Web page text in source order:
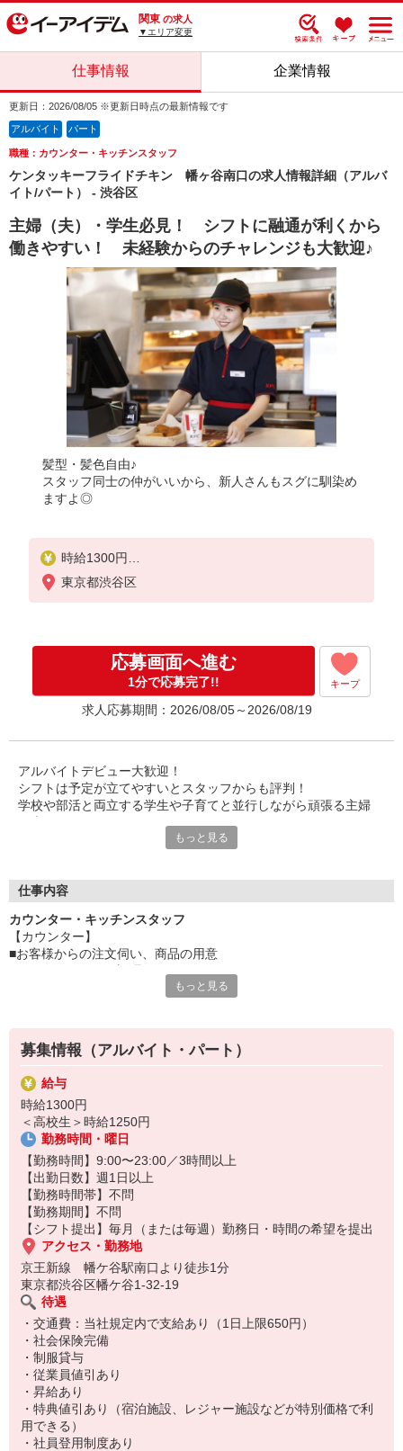
関東 の求人
▼エリア変更
仕事情報 企業情報
更新日：2026/08/05 ※更新日時点の最新情報です
アルバイト パート
職種：カウンター・キッチンスタッフ
ケンタッキーフライドチキン 幡ヶ谷南口の求人情報詳細（アルバ
イト/パート） - 渋谷区
主婦（夫）・学生必見！ シフトに融通が利くから
働きやすい！ 未経験からのチャレンジも大歓迎♪
髪型・髪色自由♪
スタッフ同士の仲がいいから、新人さんもスグに馴染め
ますよ◎
時給1300円
＜高校生＞時給1250円
東京都渋谷区
応募画面へ進む
1分で応募完了!! キープ
求人応募期間：2026/08/05～2026/08/19
アルバイトデビュー大歓迎！
シフトは予定が立てやすいとスタッフからも評判！
学校や部活と両立する学生や子育てと並行しながら頑張る主婦
みんなから「働きやすい！」という声が上がっています♪
＜ 未経験でも心配ナシ ＞
先輩によるレクチャーもあるので、
久しぶりのお仕事のパートさんや初アルバイトの学生さんも安心
です♪
オトクな従業員割引があるのも必見！まずは気軽にご応募を☆
もっと見る
仕事内容
カウンター・キッチンスタッフ
【カウンター】
■お客様からの注文伺い、商品の用意
■定期的な店内チェック・清掃
【キッチン】 ※対面や接客はなし！
■チキンの調理
こだわりの詰まったKFCのチキンをつくるお仕事です。
ひとつひとつ丁寧に粉をまぶして揚げる作業をお任せします。
カンタンな作業なので初めての方もスグに覚えられますし、
作業については丁寧に教えるから心配はいりません
もっと見る
募集情報（アルバイト・パート）
給与
時給1300円
＜高校生＞時給1250円
勤務時間・曜日
【勤務時間】9:00〜23:00／3時間以上
【出勤日数】週1日以上
【勤務時間帯】不問
【勤務期間】不問
【シフト提出】毎月（または毎週）勤務日・時間の希望を提出
アクセス・勤務地
京王新線 幡ケ谷駅南口より徒歩1分
東京都渋谷区幡ケ谷1-32-19
待遇
・交通費：当社規定内で支給あり（1日上限650円）
・社会保険完備
・制服貸与
・従業員値引あり
・昇給あり
・特典値引あり（宿泊施設、レジャー施設などが特別価格で利
用できる）
・社員登用制度あり